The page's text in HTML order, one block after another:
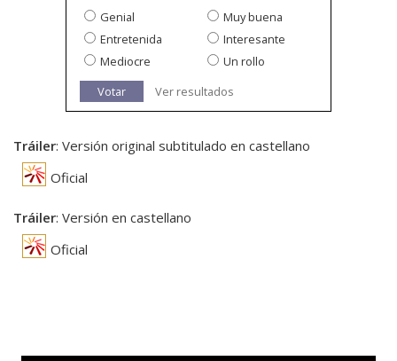
Genial
Muy buena
Entretenida
Interesante
Mediocre
Un rollo
Votar
Ver resultados
Tráiler: Versión original subtitulado en castellano
Oficial
Tráiler: Versión en castellano
Oficial